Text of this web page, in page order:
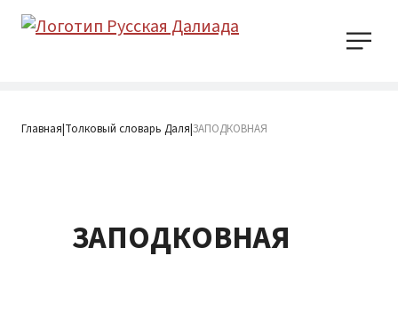
Главная|Толковый словарь Даля|ЗАПОДКОВНАЯ
ЗАПОДКОВНАЯ